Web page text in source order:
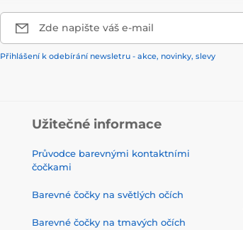
Zde napište váš e-mail
Přihlášení k odebírání newsletru - akce, novinky, slevy
Užitečné informace
Průvodce barevnými kontaktními
čočkami
Barevné čočky na světlých očích
Barevné čočky na tmavých očích